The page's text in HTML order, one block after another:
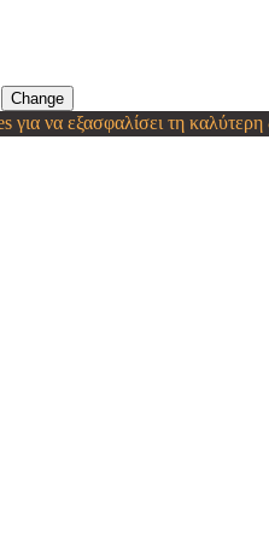
για να εξασφαλίσει τη καλύτερη